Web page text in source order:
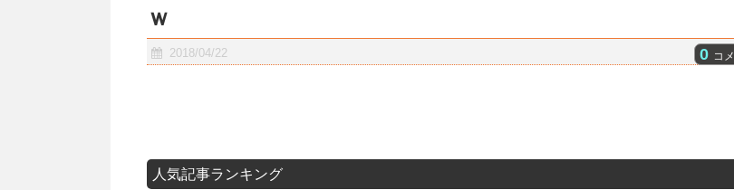
ｗ
2018/04/22 0 コメ
人気記事ランキング